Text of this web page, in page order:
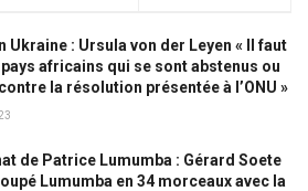
Ukraine : Ursula von der Leyen « Il faut
africains qui se sont abstenus ou
la résolution présentée à l’ONU »
de Patrice Lumumba : Gérard Soete
Lumumba en 34 morceaux avec la